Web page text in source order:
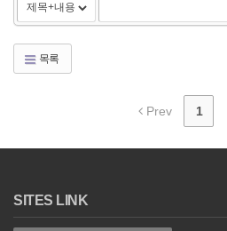
목록
Prev 1
SITES LINK